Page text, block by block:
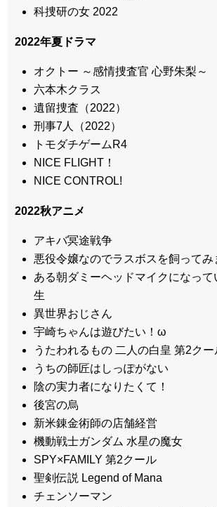
科捜研の女 2022
2022年夏ドラマ
オクトー ～感情捜査官 心野朱梨～
六本木クラス
遺留捜査（2022）
刑事7人（2022）
トモダチゲームR4
NICE FLIGHT！
NICE CONTROL!
2022秋アニメ
アキバ冥途戦争
悪役令嬢なのでラスボスを飼ってみ
ある朝ダミーヘッドマイクになって
生
異世界おじさん
宇崎ちゃんは遊びたい！ω
うたわれるもの 二人の白皇 第2クー
うちの師匠はしっぽがない
陰の実力者になりたくて！
後宮の烏
新米錬金術師の店舗経営
機動戦士ガンダム 水星の魔女
SPY×FAMILY 第2クール
聖剣伝説 Legend of Mana
チェンソーマン